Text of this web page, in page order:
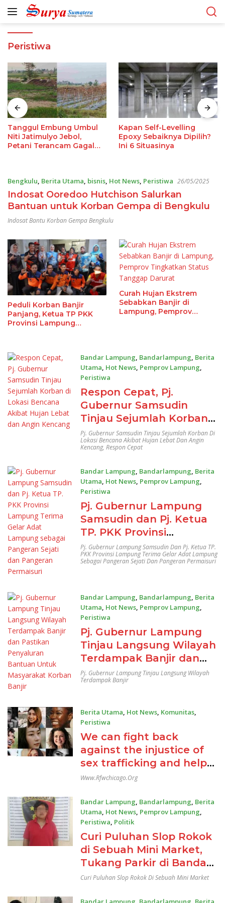
Langsung
Peristiwa
Tanggul Embung Umbul
Niti Jatimulyo Jebol,
Petani Terancam Gagal
Kapan Self-Levelling
Epoxy Sebaiknya Dipilih?
Ini 6 Situasinya
Bengkulu, Berita Utama, bisnis, Hot News, Peristiwa 26/05/2025
Indosat Ooredoo Hutchison Salurkan
Bantuan untuk Korban Gempa di Bengkulu
Indosat Bantu Korban Gempa Bengkulu
Peduli Korban Banjir
Panjang, Ketua TP PKK
Provinsi Lampung
Curah Hujan Ekstrem
Sebabkan Banjir di
Lampung, Pemprov
Bandar Lampung, Bandarlampung, Berita
Utama, Hot News, Pemprov Lampung,
Peristiwa
04/02/2025
Respon Cepat, Pj.
Gubernur Samsudin
Tinjau Sejumlah Korban
di Lokasi Bencana Akibat
Hujan Lebat dan Angin
Pj. Gubernur Samsudin Tinjau Sejumlah Korban Di
Lokasi Bencana Akibat Hujan Lebat Dan Angin
Kencang, Respon Cepat
Bandar Lampung, Bandarlampung, Berita
Utama, Hot News, Pemprov Lampung,
Peristiwa
26/01/2025
Pj. Gubernur Lampung
Samsudin dan Pj. Ketua
TP. PKK Provinsi
Lampung Terima Gelar
Adat Lampung sebagai
Pj. Gubernur Lampung Samsudin Dan Pj. Ketua TP.
PKK Provinsi Lampung Terima Gelar Adat Lampung
Sebagai Pangeran Sejati Dan Pangeran Permaisuri
Bandar Lampung, Bandarlampung, Berita
Utama, Hot News, Pemprov Lampung,
Peristiwa
20/01/2025
Pj. Gubernur Lampung
Tinjau Langsung Wilayah
Terdampak Banjir dan
Pastikan Penyaluran
Bantuan Untuk
Banjir
Pj. Gubernur Lampung Tinjau Langsung Wilayah
Terdampak Banjir
Berita Utama, Hot News, Komunitas,
Peristiwa
26/09/2024
We can fight back
against the injustice of
sex trafficking and help
set these women free
Www.rfwchicago.org
Bandar Lampung, Bandarlampung, Berita
Utama, Hot News, Pemprov Lampung,
Peristiwa, Politik
31/05/2024
Curi Puluhan Slop Rokok
di Sebuah Mini Market,
Tukang Parkir di Bandar
Lampung Dibekuk Polisi
Curi Puluhan Slop Rokok Di Sebuah Mini Market